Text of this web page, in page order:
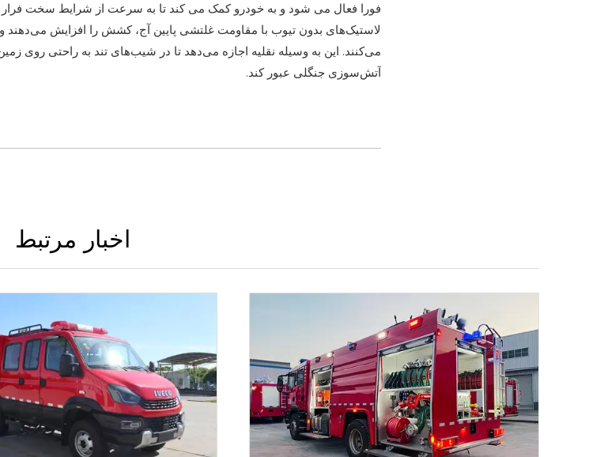
لاستیک‌های بدون تیوب با مقاومت غلتشی پایین آج، کشش را افزایش
می‌کنند. این به وسیله نقلیه اجازه می‌دهد تا در شیب‌های تند به راحتی روی
آتش‌سوزی جنگلی عبور کند.
اخبار مرتبط